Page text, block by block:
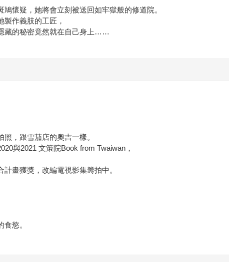
懷疑，她將會立刻被送回如牢獄般的修道院。
作義肢的工匠，
藏的秘密竟然就在自己身上……
，跟雪茄店的奧吉一樣。
與2021 文策院Book from Twaiwan，
畫獲獎，改編電視影集籌拍中。
慾。